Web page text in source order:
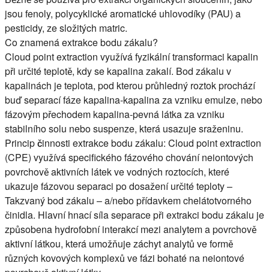
jsou fenoly, polycyklické aromatické uhlovodíky (PAU) a
pesticidy, ze složitých matric.
Co znamená extrakce bodu zákalu?
Cloud point extraction využívá fyzikální transformaci kapalin
při určité teplotě, kdy se kapalina zakalí. Bod zákalu v
kapalinách je teplota, pod kterou průhledný roztok prochází
buď separací fáze kapalina-kapalina za vzniku emulze, nebo
fázovým přechodem kapalina-pevná látka za vzniku
stabilního solu nebo suspenze, která usazuje sraženinu.
Princip činnosti extrakce bodu zákalu: Cloud point extraction
(CPE) využívá specifického fázového chování neiontových
povrchově aktivních látek ve vodných roztocích, které
ukazuje fázovou separaci po dosažení určité teploty –
Takzvaný bod zákalu – a/nebo přídavkem chelátotvorného
činidla. Hlavní hnací síla separace při extrakci bodu zákalu je
způsobena hydrofobní interakcí mezi analytem a povrchově
aktivní látkou, která umožňuje záchyt analytů ve formě
různých kovových komplexů ve fázi bohaté na neiontové